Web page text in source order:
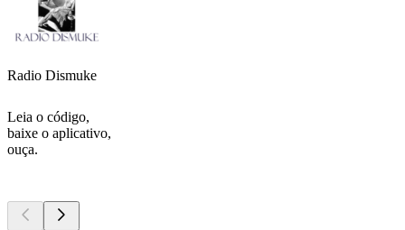
Radio Dismuke
Leia o código,
baixe o aplicativo,
ouça.